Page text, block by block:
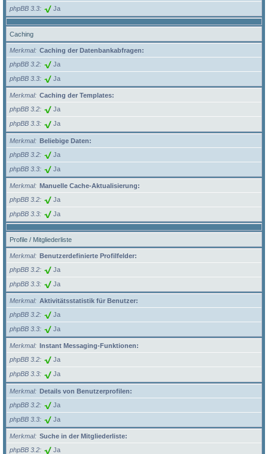
phpBB 3.3 Ja
Caching
Merkmal
Caching der Datenbankabfragen:
phpBB 3.2
Ja
phpBB 3.3 Ja
Merkmal
Caching der Templates:
phpBB 3.2
Ja
phpBB 3.3 Ja
Merkmal
Beliebige Daten:
phpBB 3.2
Ja
phpBB 3.3 Ja
Merkmal
Manuelle Cache-Aktualisierung:
phpBB 3.2
Ja
phpBB 3.3 Ja
Profile / Mitgliederliste
Merkmal
Benutzerdefinierte Profilfelder:
phpBB 3.2
Ja
phpBB 3.3 Ja
Merkmal
Aktivitätsstatistik für Benutzer:
phpBB 3.2
Ja
phpBB 3.3 Ja
Merkmal
Instant Messaging-Funktionen:
phpBB 3.2
Ja
phpBB 3.3 Ja
Merkmal
Details von Benutzerprofilen:
phpBB 3.2
Ja
phpBB 3.3 Ja
Merkmal
Suche in der Mitgliederliste:
phpBB 3.2
Ja